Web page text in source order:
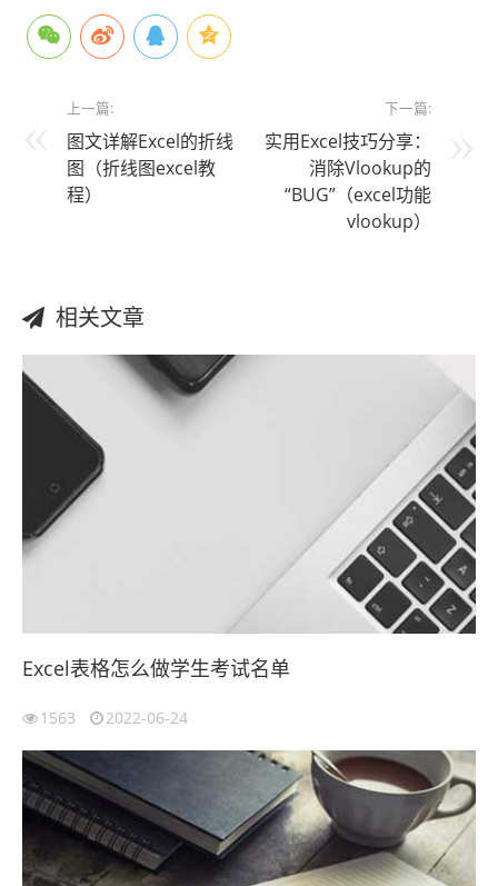
上一篇:
图文详解Excel的折线
图（折线图excel教
程）
下一篇:
实用Excel技巧分享：
消除Vlookup的
“BUG”（excel功能
vlookup）
相关文章
Excel表格怎么做学生考试名单
1563 2022-06-24